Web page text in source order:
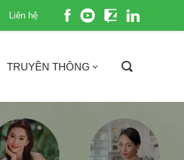
Liên hệ
TRUYỀN THÔNG